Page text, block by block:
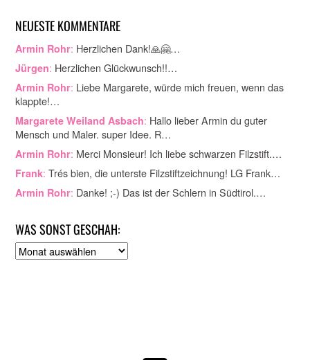
NEUESTE KOMMENTARE
Armin Rohr: Herzlichen Dank!🙏🤗…
Jürgen: Herzlichen Glückwunsch!!…
Armin Rohr: Liebe Margarete, würde mich freuen, wenn das
klappte!…
Margarete Weiland Asbach: Hallo lieber Armin du guter
Mensch und Maler. super Idee. R…
Armin Rohr: Merci Monsieur! Ich liebe schwarzen Filzstift.…
Frank: Trés bien, die unterste Filzstiftzeichnung! LG Frank…
Armin Rohr: Danke! ;-) Das ist der Schlern in Südtirol.…
WAS SONST GESCHAH:
A